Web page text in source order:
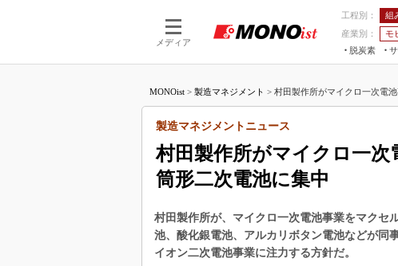
メディア
工程別： 組
産業別：
モ
脱炭素
つながる工場AI×設備保全
MONOist > 製造マネジメント > 村田製作所がマイクロ一次電池
村田製作所がマイクロ一次
筒形二次電池に集中
製造マネジメントニュース
村田製作所が、マイクロ一次電池事業をマクセ
池、酸化銀電池、アルカリボタン電池などが同
イオン二次電池事業に注力する方針だ。